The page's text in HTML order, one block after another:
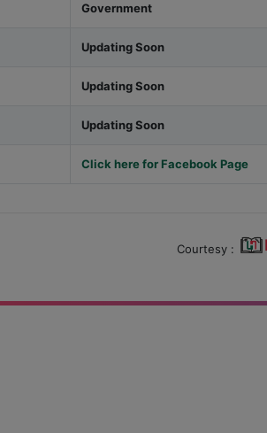
Government
Updating Soon
Updating Soon
Updating Soon
Click here for Facebook Page
Courtesy :